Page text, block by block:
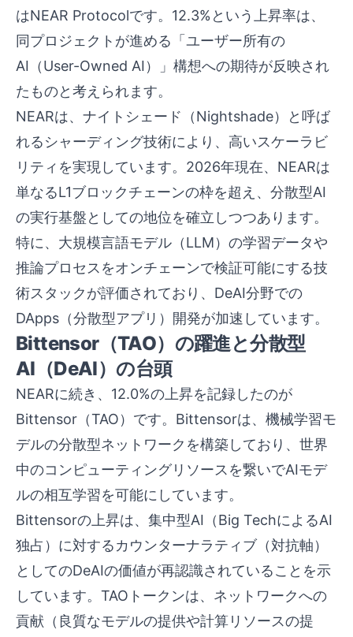
はNEAR Protocolです。12.3%という上昇率は、
同プロジェクトが進める「ユーザー所有の
AI（User-Owned AI）」構想への期待が反映され
たものと考えられます。
NEARは、ナイトシェード（Nightshade）と呼ば
れるシャーディング技術により、高いスケーラビ
リティを実現しています。2026年現在、NEARは
単なるL1ブロックチェーンの枠を超え、分散型AI
の実行基盤としての地位を確立しつつあります。
特に、大規模言語モデル（LLM）の学習データや
推論プロセスをオンチェーンで検証可能にする技
術スタックが評価されており、DeAI分野での
DApps（分散型アプリ）開発が加速しています。
Bittensor（TAO）の躍進と分散型
AI（DeAI）の台頭
NEARに続き、12.0%の上昇を記録したのが
Bittensor（TAO）です。Bittensorは、機械学習モ
デルの分散型ネットワークを構築しており、世界
中のコンピューティングリソースを繋いでAIモデ
ルの相互学習を可能にしています。
Bittensorの上昇は、集中型AI（Big TechによるAI
独占）に対するカウンターナラティブ（対抗軸）
としてのDeAIの価値が再認識されていることを示
しています。TAOトークンは、ネットワークへの
貢献（良質なモデルの提供や計算リソースの提